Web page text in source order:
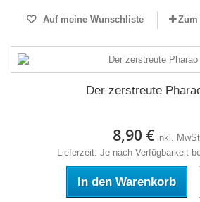
Auf meine Wunschliste Zum
Der zerstreute
8,90 € inkl.
Lieferzeit: Je nach Verfügbarkeit
In den Warenkorb